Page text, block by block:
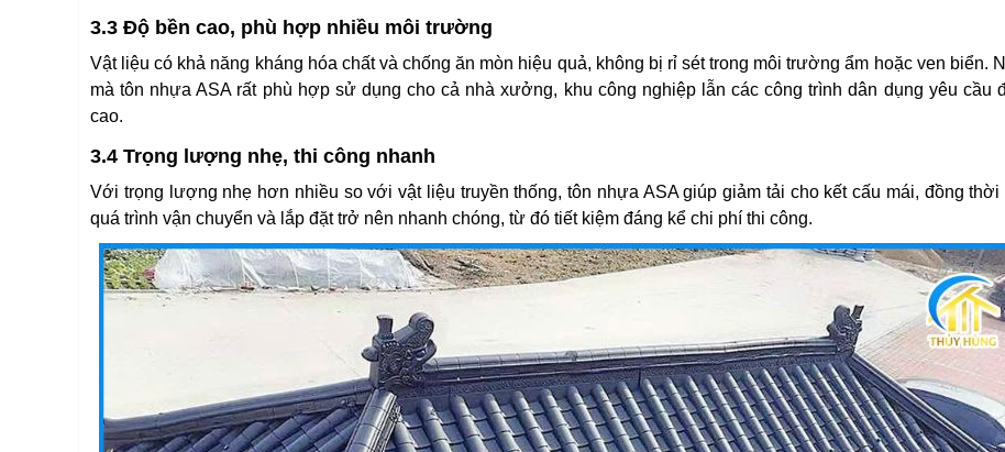
3.3 Độ bền cao, phù hợp nhiều môi trường
Vật liệu có khả năng kháng hóa chất và chống ăn mòn hiệu quả, không bị rỉ sét trong môi trường ẩm hoặc ven biển.
mà tôn nhựa ASA rất phù hợp sử dụng cho cả nhà xưởng, khu công nghiệp lẫn các công trình dân dụng yêu cầu
cao.
3.4 Trọng lượng nhẹ, thi công nhanh
Với trọng lượng nhẹ hơn nhiều so với vật liệu truyền thống, tôn nhựa ASA giúp giảm tải cho kết cấu mái, đồng thời
quá trình vận chuyển và lắp đặt trở nên nhanh chóng, từ đó tiết kiệm đáng kể chi phí thi công.